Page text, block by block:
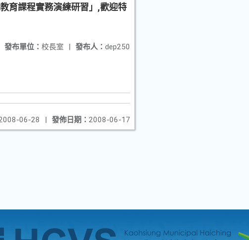
育課程實務演練研習」,歡迎特
發布人： dep250
發布單位： 校長室 |
發佈日期： 2008-06-17
06-28 |